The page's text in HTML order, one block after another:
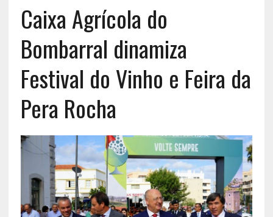
Caixa Agrícola do
Bombarral dinamiza
Festival do Vinho e Feira da
Pera Rocha